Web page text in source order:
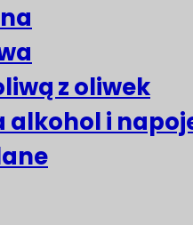
z oliwek
alkohol i